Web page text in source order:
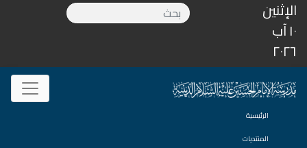
الإثنين
١٠ آب
٢٠٢٦
الرئيسية
المنتديات